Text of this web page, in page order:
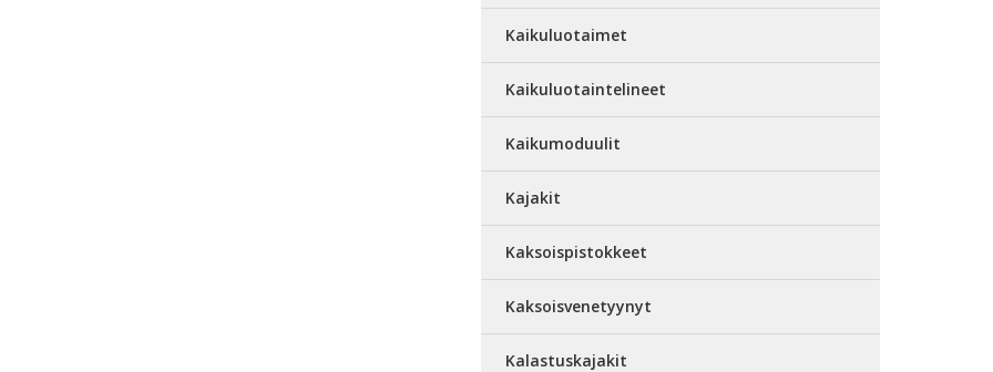
Kaikuluotaimet
Kaikuluotaintelineet
Kaikumoduulit
Kajakit
Kaksoispistokkeet
Kaksoisvenetyynyt
Kalastuskajakit